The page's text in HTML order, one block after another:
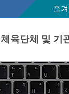
즐겨
체육단체 및 기